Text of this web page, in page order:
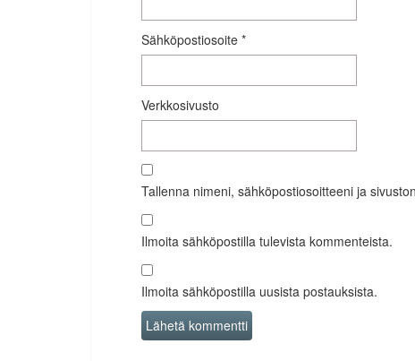
Sähköpostiosoite *
Verkkosivusto
Tallenna nimeni, sähköpostiosoitteeni ja
Ilmoita sähköpostilla tulevista kommenteista.
Ilmoita sähköpostilla uusista postauksista.